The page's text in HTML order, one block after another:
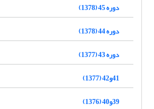
دوره 45 (1378)
دوره 44 (1378)
دوره 43 (1377)
41و42 (1377)
39و40 (1376)